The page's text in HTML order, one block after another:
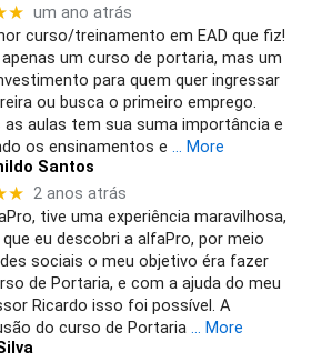
um ano atrás
curso/treinamento em EAD que fiz!
um curso de portaria, mas um
para quem quer ingressar
ou busca o primeiro emprego.
as aulas tem sua suma importância e
os ensinamentos e … More
Santos
2 anos atrás
tive uma experiência maravilhosa,
eu descobri a alfaPro, por meio
sociais o meu objetivo éra fazer
de Portaria, e com a ajuda do meu
Ricardo isso foi possível. A
do curso de Portaria … More